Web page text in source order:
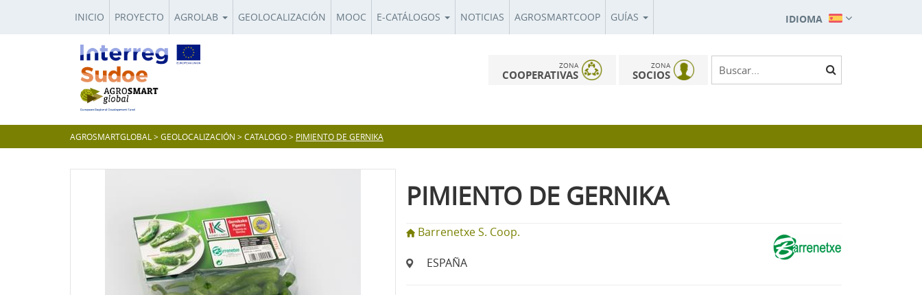
INICIO PROYECTO AGROLAB GEOLOCALIZACIÓN MOOC E-CATÁLOGOS NOTICIAS AGROSMARTCOOP GUÍAS IDIOMA
ZONA
COOPERATIVAS
ZONA
SOCIOS
AGROSMARTGLOBAL >GEOLOCALIZACIÓN >CATALOGO> PIMIENTO DE GERNIKA
PIMIENTO DE GERNIKA
Barrenetxe S. Coop.
ESPAÑA